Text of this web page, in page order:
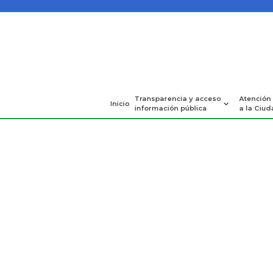
Inicio
Transparencia y acceso
información pública
Atención
a la